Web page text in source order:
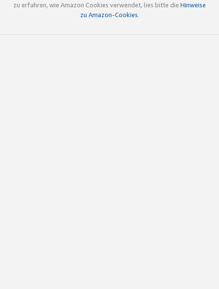
zu erfahren, wie Amazon Cookies verwendet, lies bitte die Hinweise
zu Amazon-Cookies.